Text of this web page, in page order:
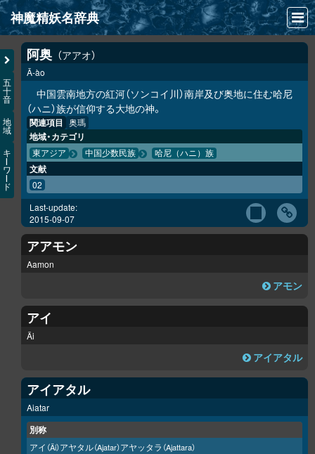
神魔精妖名辞典
NEWS
INFO
文献
検索
凖項目
画像資料便覧
LINK
五
十
音
地
域
キ
ワ
ド
阿奥 アアオ
Ā-ào
中国雲南地方の紅河（ソンコイ川）南岸及び奥地に住む哈尼
（ハニ）族が信仰する大地の神。
関連項目 奥瑪
地域・カテゴリ
東アジア 中国少数民族 哈尼（ハニ）族
文献
02
Last-update:
2015-09-07
アアモン
Aamon
アモン
アイ
Äi
アイアタル
アイアタル
Aiatar
別称
アイ （Äi）アヤタル（Ajatar）アヤッタラ （Ajattara）